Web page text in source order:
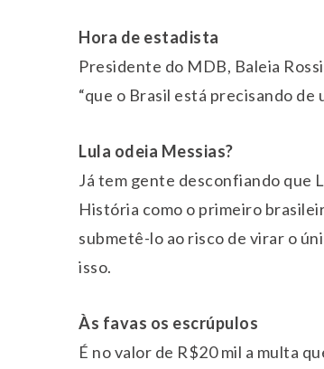
Hora de estadista
Presidente do MDB, Baleia
“que o Brasil está precisando
Lula odeia Messias?
Já tem gente desconfiando que
História como o primeiro
submetê-lo ao risco de virar o
isso.
Às favas os escrúpulos
É no valor de R$20 mil a multa